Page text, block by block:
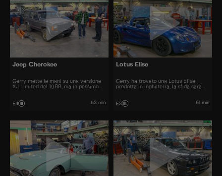
Jeep Cherokee
Gerry mette le mani su una versione
XJ Limited del 1988, ma in pessimo
E4 53 min
Lotus Elise
Gerry ha trovato una Lotus Elise
prodotta in Inghilterra, la sfida sarà
E3 51 min